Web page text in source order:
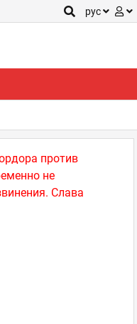
рус
против
не
Слава